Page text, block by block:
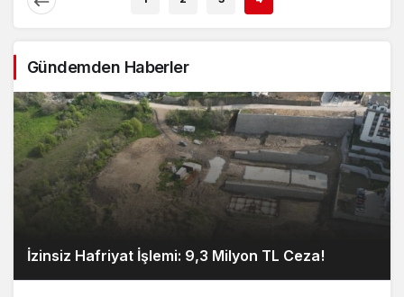
Gündemden Haberler
İzinsiz Hafriyat İşlemi: 9,3 Milyon TL Ceza!